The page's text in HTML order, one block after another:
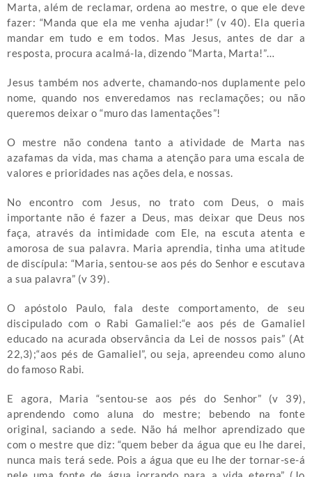
Marta, além de reclamar, ordena ao mestre, o que ele deve
fazer: “Manda que ela me venha ajudar!” (v 40). Ela queria
mandar em tudo e em todos. Mas Jesus, antes de dar a
resposta, procura acalmá-la, dizendo “Marta, Marta!”…
Jesus também nos adverte, chamando-nos duplamente pelo
nome, quando nos enveredamos nas reclamações; ou não
queremos deixar o “muro das lamentações”!
O mestre não condena tanto a atividade de Marta nas
azafamas da vida, mas chama a atenção para uma escala de
valores e prioridades nas ações dela, e nossas.
No encontro com Jesus, no trato com Deus, o mais
importante não é fazer a Deus, mas deixar que Deus nos
faça, através da intimidade com Ele, na escuta atenta e
amorosa de sua palavra. Maria aprendia, tinha uma atitude
de discípula: “Maria, sentou-se aos pés do Senhor e escutava
a sua palavra” (v 39).
O apóstolo Paulo, fala deste comportamento, de seu
discipulado com o Rabi Gamaliel:“e aos pés de Gamaliel
educado na acurada observância da Lei de nossos pais” (At
22,3);“aos pés de Gamaliel”, ou seja, apreendeu como aluno
do famoso Rabi.
E agora, Maria “sentou-se aos pés do Senhor” (v 39),
aprendendo como aluna do mestre; bebendo na fonte
original, saciando a sede. Não há melhor aprendizado que
com o mestre que diz: “quem beber da água que eu lhe darei,
nunca mais terá sede. Pois a água que eu lhe der tornar-se-á